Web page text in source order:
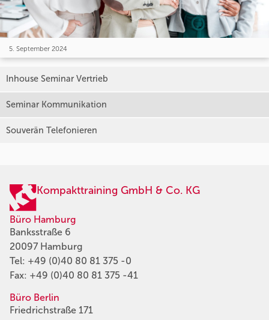
5. September 2024
Inhouse Seminar Vertrieb
Seminar Kommunikation
Souverän Telefonieren
Kompakttraining GmbH & Co. KG
Büro Hamburg
Banksstraße 6
20097 Hamburg
Tel: +49 (0)40 80 81 375 -0
Fax: +49 (0)40 80 81 375 -41
Büro Berlin
Friedrichstraße 171